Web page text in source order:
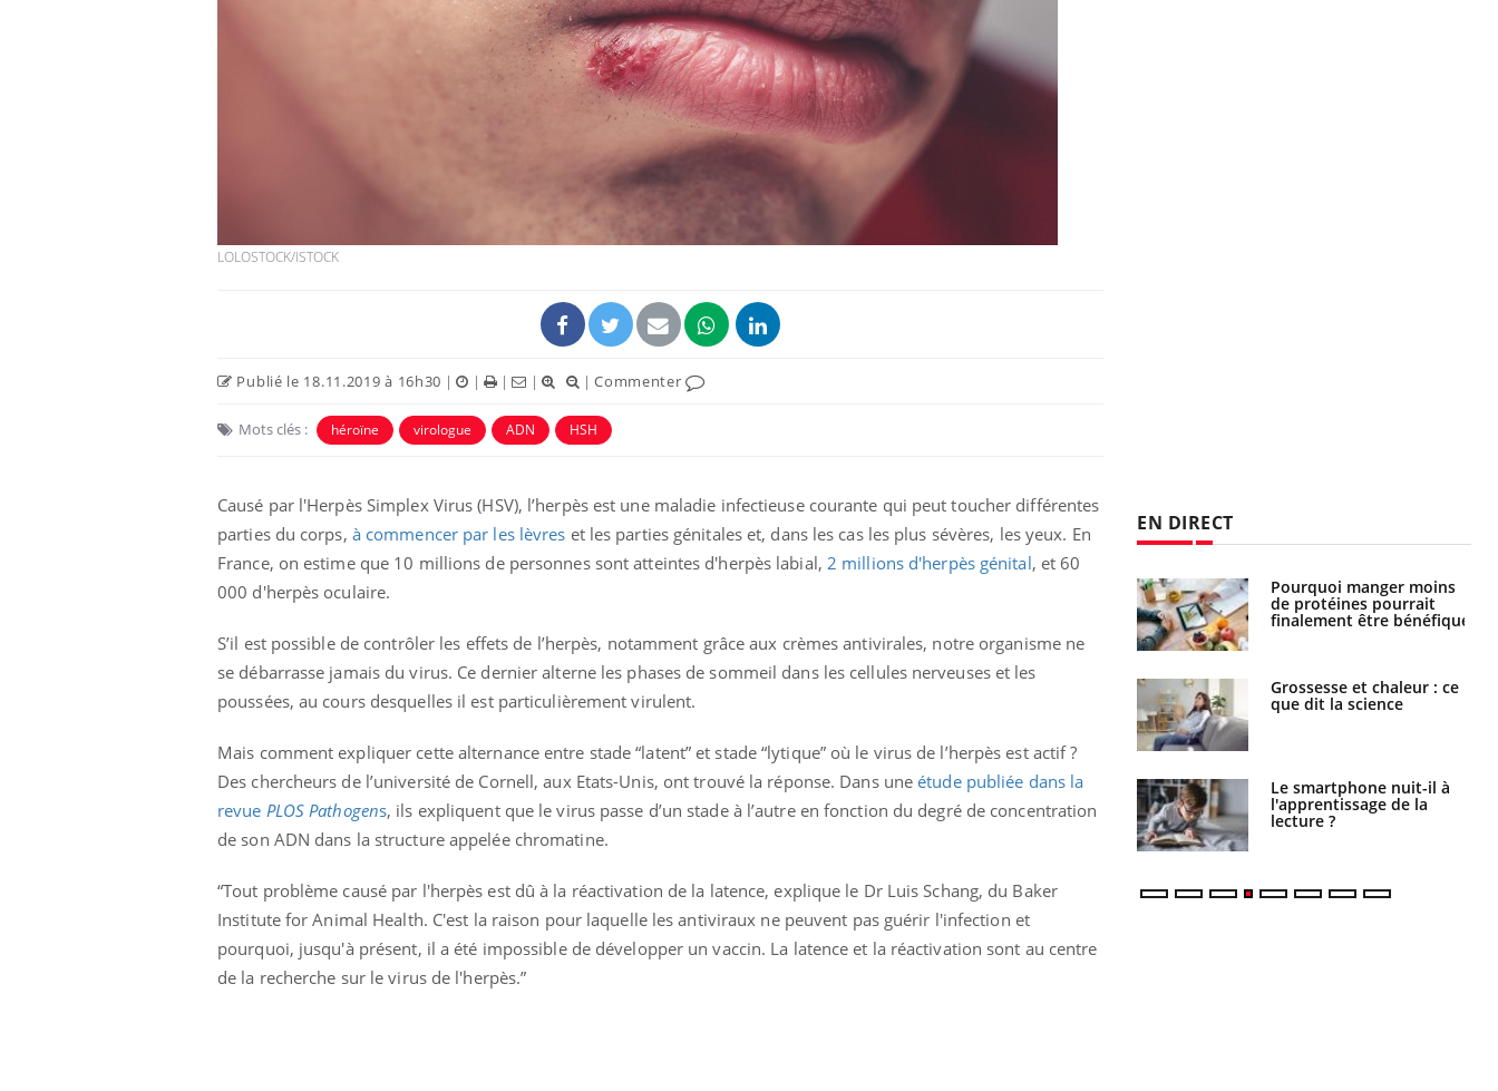
LOLOSTOCK/ISTOCK
Publié le 18.11.2019 à 16h30 | | | | |Commenter
Mots clés : héroïne virologue ADN HSH
Causé par l'Herpès Simplex Virus (HSV), l’herpès est une maladie infectieuse courante qui peut toucher différentes
parties du corps, à commencer par les lèvres et les parties génitales et, dans les cas les plus sévères, les yeux. En
France, on estime que 10 millions de personnes sont atteintes d'herpès labial, 2 millions d'herpès génital, et 60
000 d'herpès oculaire.
S’il est possible de contrôler les effets de l’herpès, notamment grâce aux crèmes antivirales, notre organisme ne
se débarrasse jamais du virus. Ce dernier alterne les phases de sommeil dans les cellules nerveuses et les
poussées, au cours desquelles il est particulièrement virulent.
Mais comment expliquer cette alternance entre stade “latent” et stade “lytique” où le virus de l’herpès est actif ?
Des chercheurs de l’université de Cornell, aux Etats-Unis, ont trouvé la réponse. Dans uneétude publiée dans la
revue PLOS Pathogens, ils expliquent que le virus passe d’un stade à l’autre en fonction du degré de concentration
de son ADN dans la structure appelée chromatine.
“Tout problème causé par l'herpès est dû à la réactivation de la latence, explique le Dr Luis Schang, du Baker
Institute for Animal Health. C'est la raison pour laquelle les antiviraux ne peuvent pas guérir l'infection et
pourquoi, jusqu'à présent, il a été impossible de développer un vaccin. La latence et la réactivation sont au centre
de la recherche sur le virus de l'herpès.”
EN DIRECT
Cytomégalovirus : ce qui
change dans la prise en
enceintes
La sieste empêche-t-elle
de dormir la nuit ?
VIH : la fin du comprimé
tous les jours se profile-t-
elle enfin ?
Fortes chaleurs :
pourquoi le risque de
Le Viagra pourrait-il
freiner la propagation du
cancer ?
Pourquoi manger moins
de protéines pourrait
finalement être bénéfique
Grossesse et chaleur : ce
que dit la science
Le smartphone nuit-il à
l'apprentissage de la
lecture ?
Mordue par une tique en
vacances, elle reste dans
le coma pendant 42 jours
Mordue par un
barracuda, une petite fille
secourue grâce à un
Légionellose en Suisse :
quelle est l’origine de la
contamination ?